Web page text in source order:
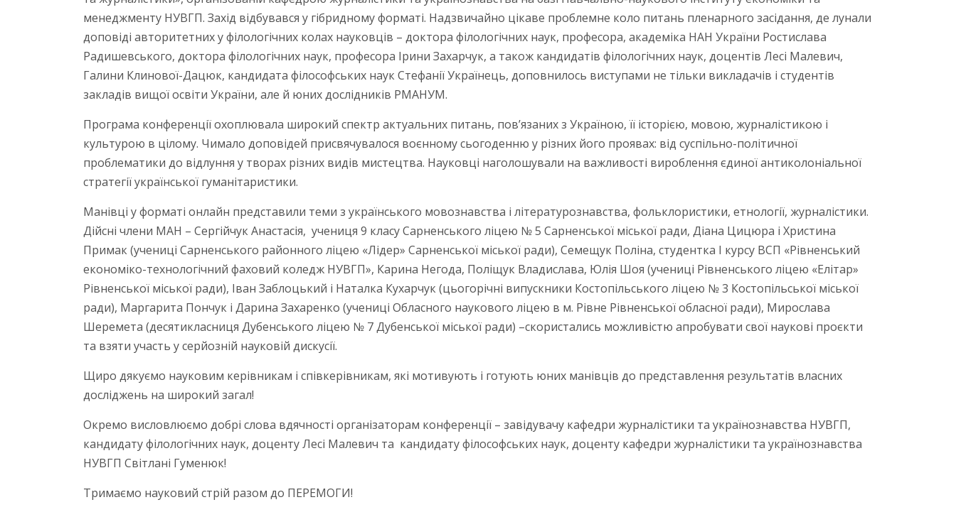
менеджменту НУВГП. Захід відбувався у гібридному форматі. Надзвичайно цікаве проблемне коло питань пленарного засідання, де лунали
доповіді авторитетних у філологічних колах науковців – доктора філологічних наук, професора, академіка НАН України Ростислава
Радишевського, доктора філологічних наук, професора Ірини Захарчук, а також кандидатів філологічних наук, доцентів Лесі Малевич,
Галини Клинової-Дацюк, кандидата філософських наук Стефанії Українець, доповнилось виступами не тільки викладачів і студентів
закладів вищої освіти України, але й юних дослідників РМАНУМ.
Програма конференції охоплювала широкий спектр актуальних питань, пов’язаних з Україною, її історією, мовою, журналістикою і
культурою в цілому. Чимало доповідей присвячувалося воєнному сьогоденню у різних його проявах: від суспільно-політичної
проблематики до відлуння у творах різних видів мистецтва. Науковці наголошували на важливості вироблення єдиної антиколоніальної
стратегії української гуманітаристики.
Манівці у форматі онлайн представили теми з українського мовознавства і літературознавства, фольклористики, етнології, журналістики.
Дійсні члени МАН – Сергійчук Анастасія, учениця 9 класу Сарненського ліцею № 5 Сарненської міської ради, Діана Цицюра і Христина
Примак (учениці Сарненського районного ліцею «Лідер» Сарненської міської ради), Семещук Поліна, студентка І курсу ВСП «Рівненський
економіко-технологічний фаховий коледж НУВГП», Карина Негода, Поліщук Владислава, Юлія Шоя (учениці Рівненського ліцею «Елітар»
Рівненської міської ради), Іван Заблоцький і Наталка Кухарчук (цьогорічні випускники Костопільського ліцею № 3 Костопільської міської
ради), Маргарита Пончук і Дарина Захаренко (учениці Обласного наукового ліцею в м. Рівне Рівненської обласної ради), Мирослава
Шеремета (десятикласниця Дубенського ліцею № 7 Дубенської міської ради) –скористались можливістю апробувати свої наукові проєкти
та взяти участь у серйозній науковій дискусії.
Щиро дякуємо науковим керівникам і співкерівникам, які мотивують і готують юних манівців до представлення результатів власних
досліджень на широкий загал!
Окремо висловлюємо добрі слова вдячності організаторам конференції – завідувачу кафедри журналістики та українознавства НУВГП,
кандидату філологічних наук, доценту Лесі Малевич та кандидату філософських наук, доценту кафедри журналістики та українознавства
НУВГП Світлані Гуменюк!
Тримаємо науковий стрій разом до ПЕРЕМОГИ!